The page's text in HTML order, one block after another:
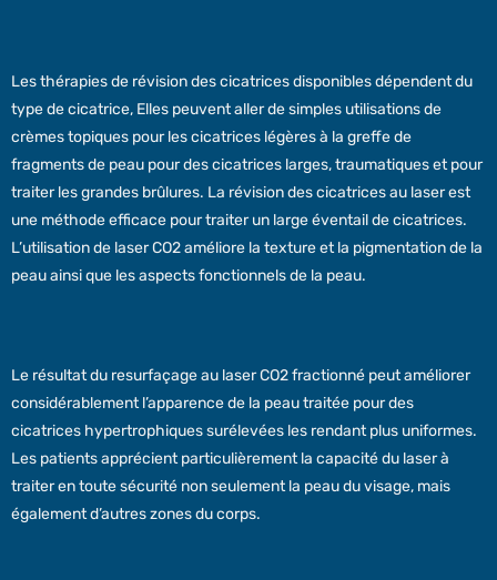
Les thérapies de révision des cicatrices disponibles dépendent du
type de cicatrice, Elles peuvent aller de simples utilisations de
crèmes topiques pour les cicatrices légères à la greffe de
fragments de peau pour des cicatrices larges, traumatiques et pour
traiter les grandes brûlures. La révision des cicatrices au laser est
une méthode efficace pour traiter un large éventail de cicatrices.
L’utilisation de laser CO2 améliore la texture et la pigmentation de la
peau ainsi que les aspects fonctionnels de la peau.
Le résultat du resurfaçage au laser CO2 fractionné peut améliorer
considérablement l’apparence de la peau traitée pour des
cicatrices hypertrophiques surélevées les rendant plus uniformes.
Les patients apprécient particulièrement la capacité du laser à
traiter en toute sécurité non seulement la peau du visage, mais
également d’autres zones du corps.